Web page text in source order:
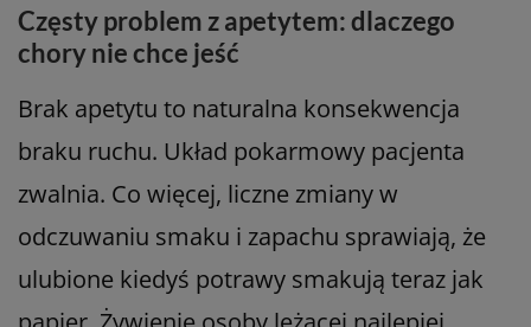
Częsty problem z apetytem: dlaczego
chory nie chce jeść
Brak apetytu to naturalna konsekwencja
braku ruchu. Układ pokarmowy pacjenta
zwalnia. Co więcej, liczne zmiany w
odczuwaniu smaku i zapachu sprawiają, że
ulubione kiedyś potrawy smakują teraz jak